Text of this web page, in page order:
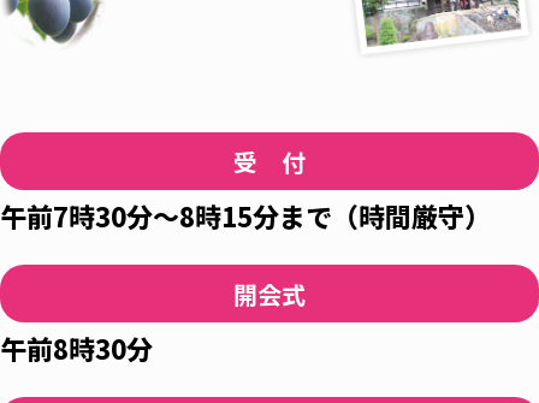
受 付
午前7時30分～8時15分まで（時間厳守）
開会式
午前8時30分